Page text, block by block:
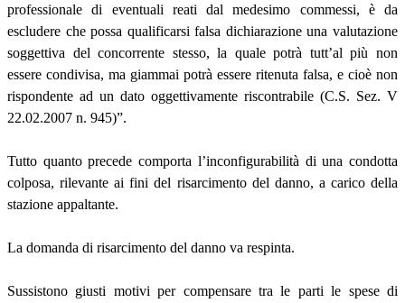
professionale di eventuali reati dal medesimo commessi, è da
escludere che possa qualificarsi falsa dichiarazione una valutazione
soggettiva del concorrente stesso, la quale potrà tutt’al più non
essere condivisa, ma giammai potrà essere ritenuta falsa, e cioè non
rispondente ad un dato oggettivamente riscontrabile (C.S. Sez. V
22.02.2007 n. 945)”.
Tutto quanto precede comporta l’inconfigurabilità di una condotta
colposa, rilevante ai fini del risarcimento del danno, a carico della
stazione appaltante.
La domanda di risarcimento del danno va respinta.
Sussistono giusti motivi per compensare tra le parti le spese di